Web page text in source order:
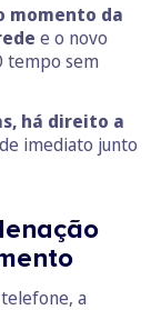
momento da
e o novo
tempo sem
há direito a
imediato junto
a